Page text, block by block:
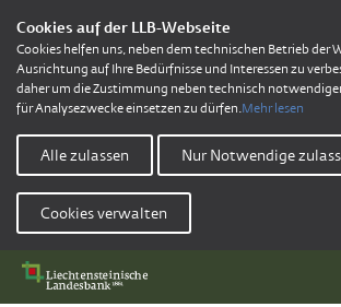
Cookies auf der LLB-Webseite
Cookies helfen uns, neben dem technischen Betrieb der
Ausrichtung auf Ihre Bedürfnisse und Interessen zu
daher um die Zustimmung neben technisch
für Analysezwecke einsetzen zu dürfen.Mehr lesen
Alle zulassen Nur Notwendige
Cookies verwalten